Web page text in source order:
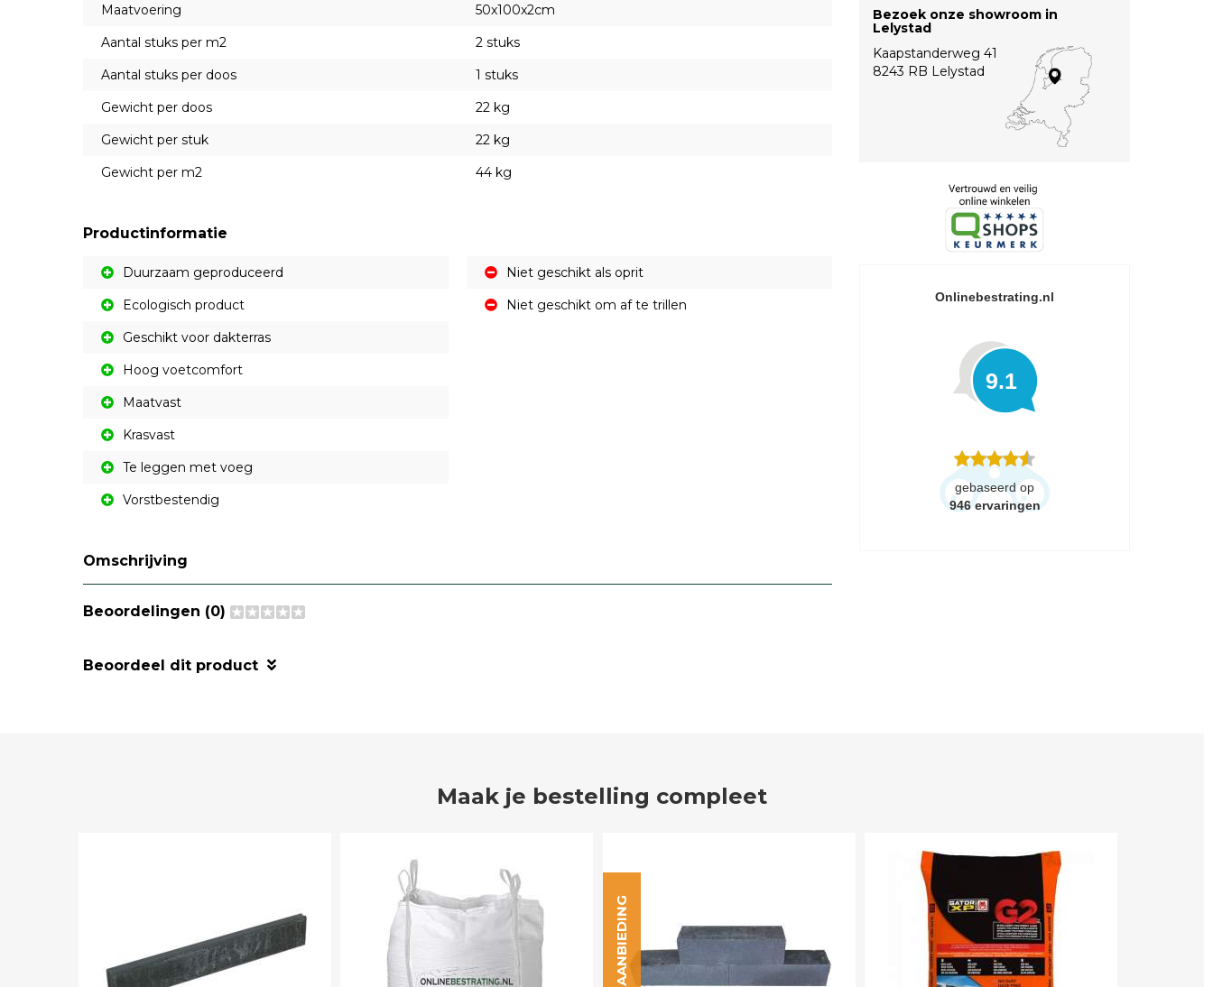
Maatvoering
50x100x2cm
Aantal stuks per m2
2 stuks
Aantal stuks per doos
1 stuks
Gewicht per doos
22 kg
Gewicht per stuk
22 kg
Gewicht per m2
44 kg
Productinformatie
Duurzaam geproduceerd
Ecologisch product
Geschikt voor dakterras
Hoog voetcomfort
Maatvast
Krasvast
Te leggen met voeg
Vorstbestendig
Niet geschikt als oprit
Niet geschikt om af te trillen
Omschrijving
Beoordelingen (0)
Beoordeel dit product
Bezoek onze showroom in
Lelystad
Kaapstanderweg 41
8243 RB Lelystad
Onlinebestrating.nl
9.1
gebaseerd op
946 ervaringen
Maak je bestelling compleet
AANBIEDING